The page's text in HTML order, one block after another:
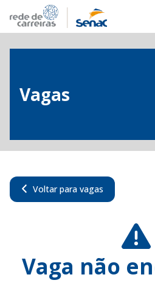
Vagas
Voltar para vagas
Vaga não